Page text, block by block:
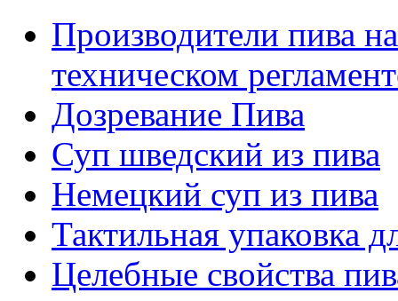
Производители пива
техническом
Дозревание Пива
Суп шведский из пива
Немецкий суп из пива
Тактильная упаковка
Целебные свойства